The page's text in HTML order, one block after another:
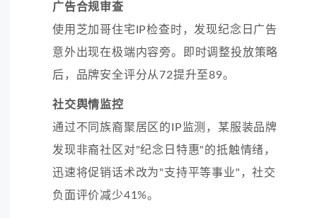
广告合规审查
使用芝加哥住宅IP检查时，发现纪念日广告
意外出现在极端内容旁。即时调整投放策略
后，品牌安全评分从72提升至89。
社交舆情监控
通过不同族裔聚居区的IP监测，某服装品牌
发现非裔社区对"纪念日特惠"的抵触情绪，
迅速将促销话术改为"支持平等事业"，社交
负面评价减少41%。